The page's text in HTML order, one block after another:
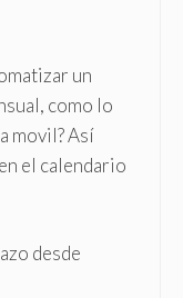
un
como lo
movil? Así
el calendario
desde